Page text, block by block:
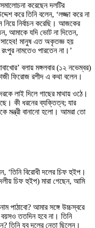
সমালোচনা করেছেন দলটির
করে তিনি বলেন, ‘লজ্জা করে না
নির্বাচন করেছি। আজকের
আমাকে যদি ভোট না দিতেন,
সাহেব! মানুষ এত অকৃতজ্ঞ হয়
নামতেও পারতেন না।’
বলায় মঙ্গলবার (১২ নভেম্বর)
ফিরোজ রশীদ এ কথা বলেন।
লাই দিলে গাছের মাথায় ওঠে।
কী ধরনের ব্যক্তিত্ব; যার
মন্ত্রী বানানো হলো। আমরা তো
‘তিনি বিরোধী দলের চিফ হুইপ।
চিফ হুইপ) মারা গেছেন, আমি
পাঠাবো? আমার সঙ্গে উচ্চস্বরে
ততদিন হবে না। তিনি
তিনি যুব দলের নেতা ছিলেন।